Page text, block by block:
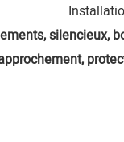
silencieux,